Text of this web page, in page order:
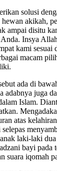
solusi
akikah,
ampai disitu
Insya
kami sesuai
macam
ada di
adabnya juga
Islam.
atas
laki-laki
bayi pada
suara iqomah